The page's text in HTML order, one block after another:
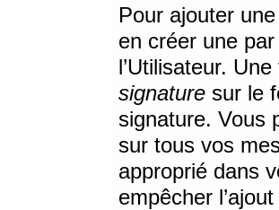
Pour ajouter
en créer une
l’Utilisateur.
signature sur le
signature. Vous
sur tous vos
approprié dans
empêcher